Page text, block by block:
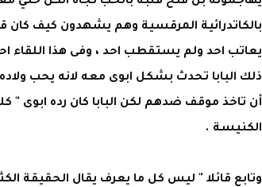
بالكاتدرائية المرقسية وهم يشهدون كيف كان
يعاتب احد ولم يستقطب احد ، وفى هذا اللقاء
ذلك البابا تحدث بشكل ابوى معه لانه يحب
أن تاخذ موقف ضدهم لكن البابا كان رده ابوى "
الكنيسة .
وتابع قائلا " ليس كل ما يعرف يقال الحقيقة